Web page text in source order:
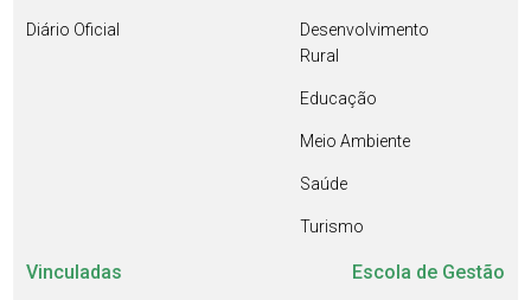
Diário Oficial
Desenvolvimento
Rural
Educação
Meio Ambiente
Saúde
Turismo
Vinculadas Escola de Gestão